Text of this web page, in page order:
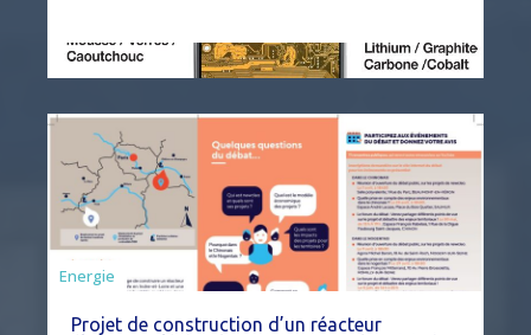
Energie
Projet de construction d’un réacteur